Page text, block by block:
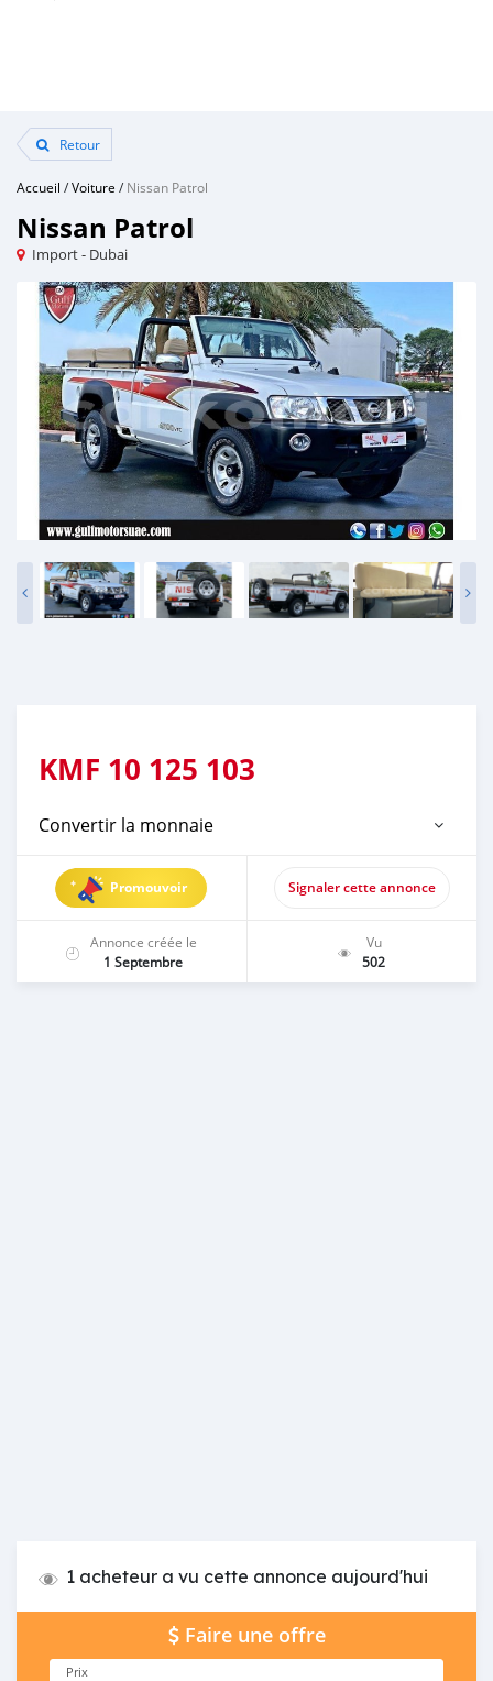
Retour
Accueil /Voiture /Nissan Patrol
Nissan Patrol
Import - Dubai
KMF 10 125 103
Convertir la monnaie
Promouvoir Signaler cette annonce
Annonce créée le
1 Septembre
Vu
502
1 acheteur a vu cette annonce aujourd'hui
Faire une offre
Prix